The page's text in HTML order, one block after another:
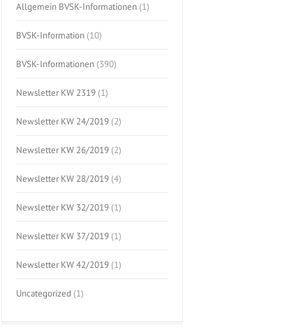
Allgemein BVSK-Informationen (1)
BVSK-Information (10)
BVSK-Informationen (390)
Newsletter KW 2319 (1)
Newsletter KW 24/2019 (2)
Newsletter KW 26/2019 (2)
Newsletter KW 28/2019 (4)
Newsletter KW 32/2019 (1)
Newsletter KW 37/2019 (1)
Newsletter KW 42/2019 (1)
Uncategorized (1)